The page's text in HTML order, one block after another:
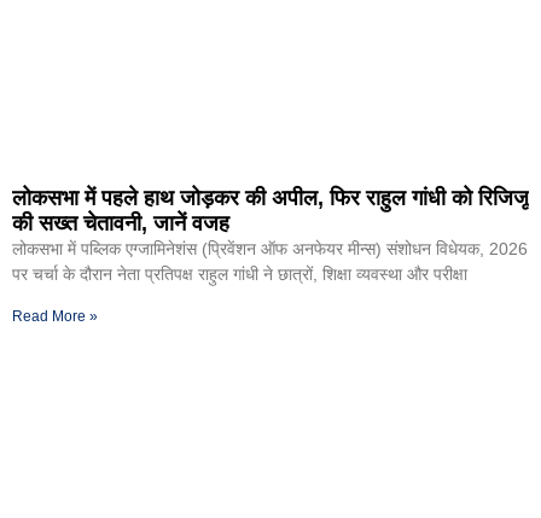
लोकसभा में पहले हाथ जोड़कर की अपील, फिर राहुल गांधी को रिजिजू
की सख्त चेतावनी, जानें वजह
लोकसभा में पब्लिक एग्जामिनेशंस (प्रिवेंशन ऑफ अनफेयर मीन्स) संशोधन विधेयक, 2026
पर चर्चा के दौरान नेता प्रतिपक्ष राहुल गांधी ने छात्रों, शिक्षा व्यवस्था और परीक्षा
Read More »